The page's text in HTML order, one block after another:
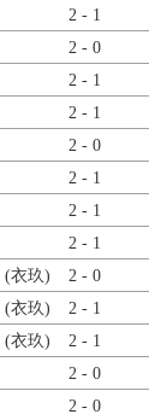
2 - 1
2 - 0
2 - 1
2 - 1
2 - 0
2 - 1
2 - 1
2 - 1
(衣玖) 2 - 0
(衣玖) 2 - 1
(衣玖) 2 - 1
2 - 0
2 - 0